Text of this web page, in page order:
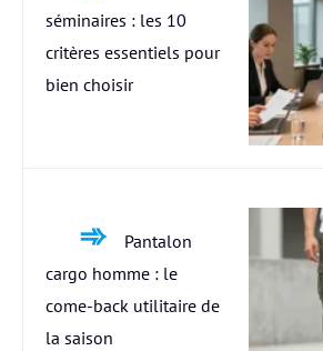
séminaires : les 10
critères essentiels pour
bien choisir
Pantalon
cargo homme : le
come-back utilitaire de
la saison